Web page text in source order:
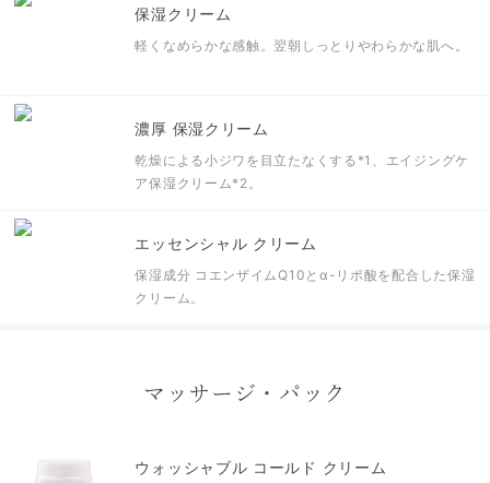
保湿クリーム
軽くなめらかな感触。翌朝しっとりやわらかな肌へ。
濃厚 保湿クリーム
乾燥による小ジワを目立たなくする *1
、エイジングケ
ア保湿クリーム *2 。
エッセンシャル クリーム
保湿成分 コエンザイムQ10とα-リポ酸を配合した保湿
クリーム。
マッサージ・パック
ウォッシャブル コールド クリーム